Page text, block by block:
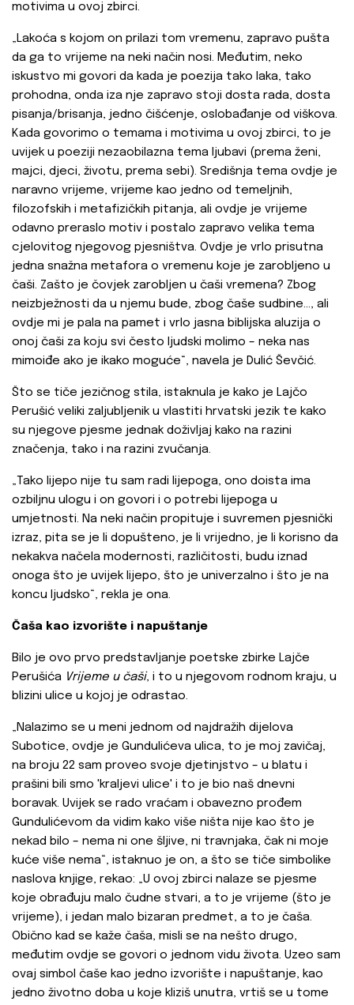
motivima u ovoj zbirci.
„Lakoća s kojom on prilazi tom vremenu, zapravo pušta
da ga to vrijeme na neki način nosi. Međutim, neko
iskustvo mi govori da kada je poezija tako laka, tako
prohodna, onda iza nje zapravo stoji dosta rada, dosta
pisanja/brisanja, jedno čišćenje, oslobađanje od viškova.
Kada govorimo o temama i motivima u ovoj zbirci, to je
uvijek u poeziji nezaobilazna tema ljubavi (prema ženi,
majci, djeci, životu, prema sebi). Središnja tema ovdje je
naravno vrijeme, vrijeme kao jedno od temeljnih,
filozofskih i metafizičkih pitanja, ali ovdje je vrijeme
odavno preraslo motiv i postalo zapravo velika tema
cjelovitog njegovog pjesništva. Ovdje je vrlo prisutna
jedna snažna metafora o vremenu koje je zarobljeno u
čaši. Zašto je čovjek zarobljen u čaši vremena? Zbog
neizbježnosti da u njemu bude, zbog čaše sudbine..., ali
ovdje mi je pala na pamet i vrlo jasna biblijska aluzija o
onoj čaši za koju svi često ljudski molimo – neka nas
mimoiđe ako je ikako moguće“, navela je Dulić Ševčić.
Što se tiče jezičnog stila, istaknula je kako je Lajčo
Perušić veliki zaljubljenik u vlastiti hrvatski jezik te kako
su njegove pjesme jednak doživljaj kako na razini
značenja, tako i na razini zvučanja.
„Tako lijepo nije tu sam radi lijepoga, ono doista ima
ozbiljnu ulogu i on govori i o potrebi lijepoga u
umjetnosti. Na neki način propituje i suvremen pjesnički
izraz, pita se je li dopušteno, je li vrijedno, je li korisno da
nekakva načela modernosti, različitosti, budu iznad
onoga što je uvijek lijepo, što je univerzalno i što je na
koncu ljudsko“, rekla je ona.
Čaša kao izvorište i napuštanje
Bilo je ovo prvo predstavljanje poetske zbirke Lajče
Perušića Vrijeme u čaši, i to u njegovom rodnom kraju, u
blizini ulice u kojoj je odrastao.
„Nalazimo se u meni jednom od najdražih dijelova
Subotice, ovdje je Gundulićeva ulica, to je moj zavičaj,
na broju 22 sam proveo svoje djetinjstvo – u blatu i
prašini bili smo 'kraljevi ulice' i to je bio naš dnevni
boravak. Uvijek se rado vraćam i obavezno prođem
Gundulićevom da vidim kako više ništa nije kao što je
nekad bilo – nema ni one šljive, ni travnjaka, čak ni moje
kuće više nema“, istaknuo je on, a što se tiče simbolike
naslova knjige, rekao: „U ovoj zbirci nalaze se pjesme
koje obrađuju malo čudne stvari, a to je vrijeme (što je
vrijeme), i jedan malo bizaran predmet, a to je čaša.
Obično kad se kaže čaša, misli se na nešto drugo,
međutim ovdje se govori o jednom vidu života. Uzeo sam
ovaj simbol čaše kao jedno izvorište i napuštanje, kao
jedno životno doba u koje kliziš unutra, vrtiš se u tome